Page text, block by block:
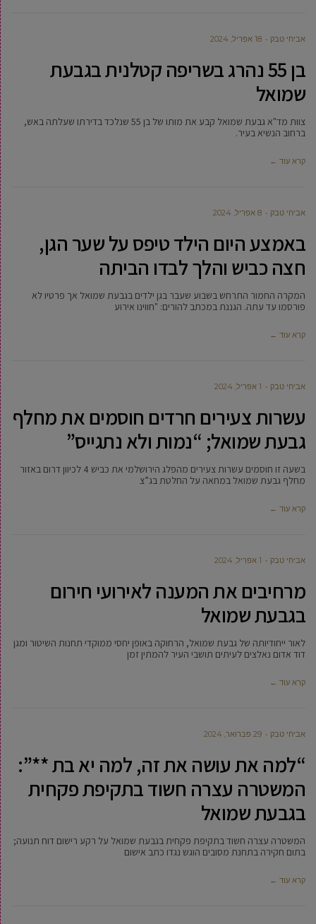
אביחי טבק 18 אפריל, 2024
בן 55 נהרג בשריפה קטלנית בגבעת
שמואל
צוות מד"א גבעת שמואל קבע את מותו של בן 55 שנלכד בדירתו שעלתה באש,
ברחוב הנשיא בעיר.
קרא עוד ←
אביחי טבק 8 אפריל, 2024
באמצע היום הילד טיפס על שער הגן,
חצה כביש והלך לבדו הביתה
המקרה החמור התרחש בשבוע שעבר בגן ילדים בגבעת שמואל אך פרטיו לא
פורסמו עד עתה. הגננת במכתב להורים: "חווינו אירוע
קרא עוד ←
אביחי טבק 1 אפריל, 2024
עשרות צעירים חרדים חוסמים את מחלף
גבעת שמואל; “נמות ולא נתגייס”
בשעה זו חוסמים עשרות צעירים מהפלג הירושלמי את כביש 4 לכיוון דרום באזור
מחלף גבעת שמואל במחאה על החלטת בג”צ
קרא עוד ←
אביחי טבק 1 אפריל, 2024
מרחיבים את המענה לאירועי חירום
בגבעת שמואל
לאור ייחודיותה של גבעת שמואל, הרחוקה באופן יחסי ממוקדי תחנות השיטור ומגן
דוד אדום נאלצים לעיתים תושבי העיר להמתין זמן
קרא עוד ←
אביחי טבק 29 פברואר, 2024
“למה את עושה את זה, למה יא בת **”:
המשטרה עצרה חשוד בתקיפת פקחית
בגבעת שמואל
המשטרה עצרה חשוד בתקיפת פקחית בגבעת שמואל על רקע רישום דוח תנועה;
בתום חקירה בתחנת מסובים הוגש נגדו כתב אישום
קרא עוד ←